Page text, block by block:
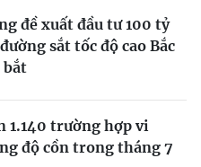
đề xuất đầu tư 100 tỷ
sắt tốc độ cao Bắc
bắt
1.140 trường hợp vi
độ cồn trong tháng 7